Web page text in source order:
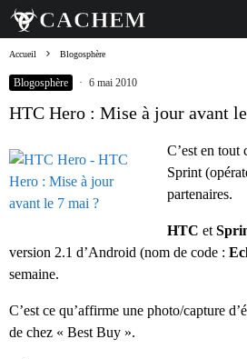
Accueil Blogosphère
Blogosphère · 6 mai 2010
HTC Hero : Mise à jour avant
C’est en tout
Sprint
partenaires.
HTC et
version 2.1 d’Android (nom de code :
semaine.
C’est ce qu’affirme une photo/capture
de chez « Best Buy ».